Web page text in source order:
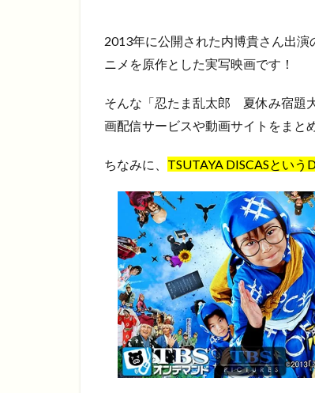
2013年に公開された内博貴さん出
ニメを原作とした実写映画です！
そんな「忍たま乱太郎 夏休み宿題
画配信サービスや動画サイトをまと
ちなみに、 TSUTAYA DISCASとい